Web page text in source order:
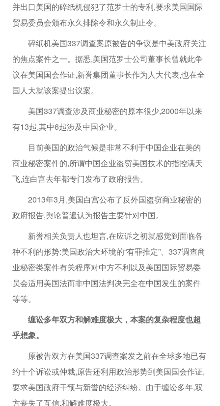
并出口美国的碎纸机侵犯了范罗士的专利,要求美国国际
贸易委员会颁布永久排除令和永久制止令。
碎纸机美国337调查案原被告的争议是中美政府关注
的焦点案件之一。据悉,美国范罗士公司董事长曾就此争
议在美国国会作证,新誉集团董事长作为人大代表,也在全
国人大就该案提出议案。
美国337调查涉及商业秘密的原本很少,2000年以来
有13起,其中6起涉及中国企业。
目前美国的政治气候是非常不利于中国企业在美的
商业秘密案件的,所谓中国企业盗窃美国技术的指控满天
飞,连白宫去年都专门发布了政府报告。
2013年3月,美国白宫公布了反外国盗窃商业秘密的
政府报告,舆论普遍认为报告主要针对中国。
新誉相关负责人也坦言,在应诉之初就感觉到面临各
种不利的形势:美国政治大环境的“有罪推定”、337调查商
业秘密类案件有关程序对中方不利以及美国国际贸易委
员会适用美国法而非中国法判决完全在中国发生的案件
等等。
缠讼多年双方和解难度极大， 本案的复杂程度也超
乎想象。
原被告双方在美国337调查案发之前在全球多地已有
约十个诉讼或仲裁,原告还利用政治形势到美国国会作证,
要求美国政府干预与新誉的经济纠纷。由于缠讼多年,双
方丧失了互信,和解难度极大。